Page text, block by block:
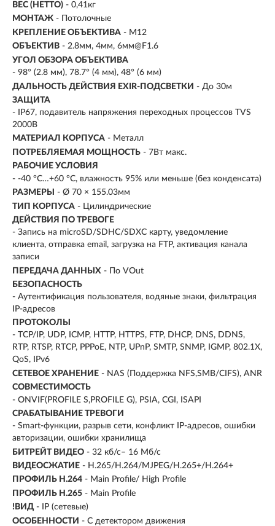
ВЕС (НЕТТО) - 0,41кг
МОНТАЖ - Потолочные
КРЕПЛЕНИЕ ОБЪЕКТИВА - M12
ОБЪЕКТИВ - 2.8мм, 4мм, 6мм@F1.6
УГОЛ ОБЗОРА ОБЪЕКТИВА
- 98° (2.8 мм), 78.7° (4 мм), 48° (6 мм)
ДАЛЬНОСТЬ ДЕЙСТВИЯ EXIR-ПОДСВЕТКИ - До 30м
ЗАЩИТА
- IP67, подавитель напряжения переходных процессов TVS
2000В
МАТЕРИАЛ КОРПУСА - Металл
ПОТРЕБЛЯЕМАЯ МОЩНОСТЬ - 7Вт макс.
РАБОЧИЕ УСЛОВИЯ
- -40 °C…+60 °C, влажность 95% или меньше (без конденсата)
РАЗМЕРЫ
- Ø 70 × 155.03мм
ТИП КОРПУСА - Цилиндрические
ДЕЙСТВИЯ ПО ТРЕВОГЕ
- Запись на microSD/SDHC/SDXC карту, уведомление
клиента, отправка email, загрузка на FTP, активация канала
записи
ПЕРЕДАЧА ДАННЫХ - По VOut
БЕЗОПАСНОСТЬ
- Аутентификация пользователя, водяные знаки, фильтрация
IP-адресов
ПРОТОКОЛЫ
- TCP/IP, UDP, ICMP, HTTP, HTTPS, FTP, DHCP, DNS, DDNS,
RTP, RTSP, RTCP, PPPoE, NTP, UPnP, SMTP, SNMP, IGMP, 802.1X,
QoS, IPv6
СЕТЕВОЕ ХРАНЕНИЕ - NAS (Поддержка NFS,SMB/CIFS), ANR
СОВМЕСТИМОСТЬ
- ONVIF(PROFILE S,PROFILE G), PSIA, CGI, ISAPI
СРАБАТЫВАНИЕ ТРЕВОГИ
- Smart-функции, разрыв сети, конфликт IP-адресов, ошибки
авторизации, ошибки хранилища
БИТРЕЙТ ВИДЕО - 32 кб/с– 16 Мб/с
ВИДЕОСЖАТИЕ - H.265/H.264/MJPEG/H.265+/H.264+
ПРОФИЛЬ H.264 - Main Profile/ High Profile
ПРОФИЛЬ H.265 - Main Profile
!ВИД - IP (сетевые)
ОСОБЕННОСТИ - С детектором движения